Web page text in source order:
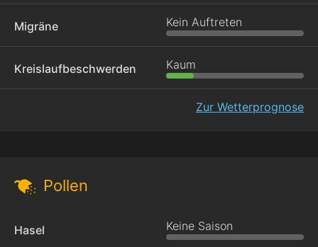
Migräne Kein Auftreten
Kreislaufbeschwerden Kaum
Zur Wetterprognose
Pollen
Hasel Keine Saison